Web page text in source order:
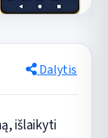
Dalytis
išlaikyti